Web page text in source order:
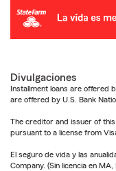
Divulgaciones
Installment loans are offered
are offered by U.S. Bank
The creditor and issuer of
pursuant to a license from
El seguro de vida y las
Company. (Sin licencia en